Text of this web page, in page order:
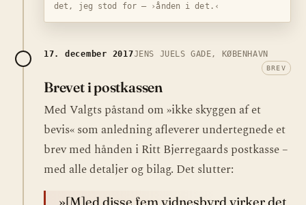
det, jeg stod for – ›ånden i det.‹
17. december 2017JENS JUELS GADE, KØBENHAVN
BREV
Brevet i postkassen
Med Valgts påstand om »ikke skyggen af et
bevis« som anledning afleverer undertegnede et
brev med hånden i Ritt Bjerregaards postkasse –
med alle detaljer og bilag. Det slutter: